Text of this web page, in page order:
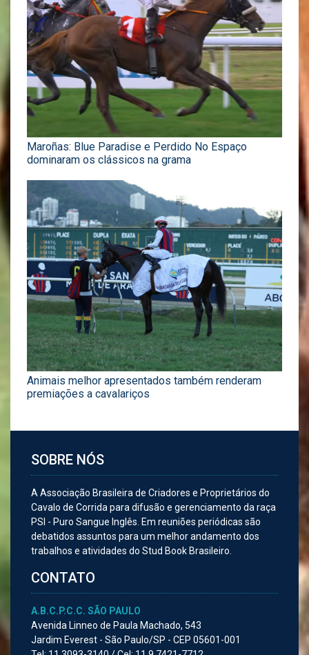
Maroñas: Blue Paradise e Perdido No Espaço
dominaram os clássicos na grama
Animais melhor apresentados também renderam
premiações a cavalariços
SOBRE NÓS
A Associação Brasileira de Criadores e Proprietários do
Cavalo de Corrida para difusão e gerenciamento da raça
PSI - Puro Sangue Inglês. Em reuniões periódicas são
debatidos assuntos para um melhor andamento dos
trabalhos e atividades do Stud Book Brasileiro.
CONTATO
A.B.C.P.C.C. SÃO PAULO
Avenida Linneo de Paula Machado, 543
Jardim Everest - São Paulo/SP - CEP 05601-001